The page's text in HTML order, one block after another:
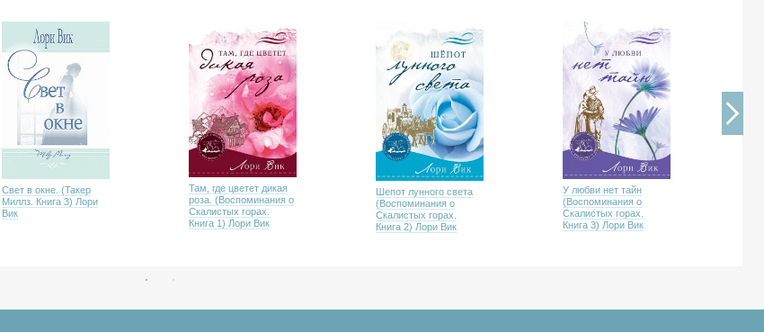
Свет в окне. (Такер
Миллз. Книга 3) Лори
Вик
Там, где цветет дикая
роза. (Воспоминания о
Скалистых горах.
Книга 1) Лори Вик
Шепот лунного света
(Воспоминания о
Скалистых горах.
Книга 2) Лори Вик
У любви нет тайн
(Воспоминания о
Скалистых горах.
Книга 3) Лори Вик